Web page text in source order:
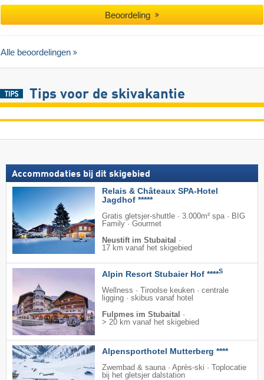
Beoordeling
Alle beoordelingen
Tips voor de skivakantie
Accommodaties bij dit skigebied
Relais & Châteaux SPA-Hotel
Jagdhof *****
Gratis gletsjer-shuttle · 3.000m² spa · BIG
Family · Gourmet
Neustift im Stubaital
·
17 km vanaf het skigebied
Alpin Resort Stubaier Hof ****S
Wellness · Tiroolse keuken · centrale
ligging · skibus vanaf hotel
Fulpmes im Stubaital
·
> 20 km vanaf het skigebied
Alpensporthotel Mutterberg ****
Zwembad & sauna · Après-ski · Toplocatie
bij het gletsjer dalstation